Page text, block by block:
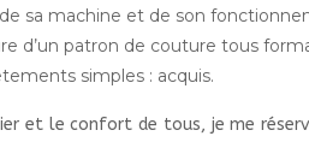
sa machine et de son
d’un patron de couture tous
simples : acquis.
et le confort de tous, je me